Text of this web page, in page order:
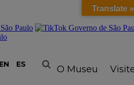
EN ES O Museu
Translate »